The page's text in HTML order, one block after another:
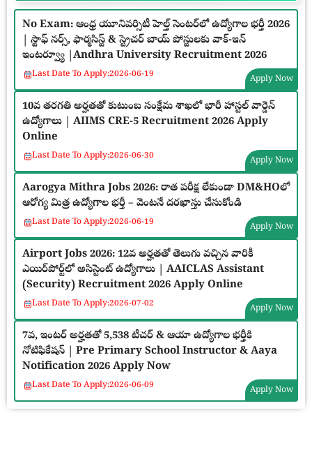
No Exam: ఆంధ్ర యూనివర్సిటీ హెల్త్ సెంటర్‌లో ఉద్యోగాల భర్తీ 2026
| స్టాఫ్ నర్స్, ఫార్మసిస్ట్ & స్ట్రెచర్ బాయ్ పోస్టులకు వాక్-ఇన్
ఇంటర్వ్యూ |Andhra University Recruitment 2026
Last Date To Apply:2026-06-19 Apply Now
10వ తరగతి అర్హతతో కుటుంబ సంక్షేమ శాఖలో భారీ హాస్టల్ వార్డెన్
ఉద్యోగాలు | AIIMS CRE-5 Recruitment 2026 Apply
Online
Last Date To Apply:2026-06-30 Apply Now
Aarogya Mithra Jobs 2026: రాత పరీక్ష లేకుండా DM&HOలో
ఆరోగ్య మిత్ర ఉద్యోగాల భర్తీ – వెంటనే దరఖాస్తు చేసుకోండి
Last Date To Apply:2026-06-19 Apply Now
Airport Jobs 2026: 12వ అర్హతతో తెలుగు వచ్చిన వారికీ
ఎయిర్‌పోర్ట్‌లో అసిస్టెంట్ ఉద్యోగాలు | AAICLAS Assistant
(Security) Recruitment 2026 Apply Online
Last Date To Apply:2026-07-02 Apply Now
7వ, ఇంటర్ అర్హతతో 5,538 టీచర్ & ఆయా ఉద్యోగాల భర్తీకి
నోటిఫికేషన్ | Pre Primary School Instructor & Aaya
Notification 2026 Apply Now
Last Date To Apply:2026-06-09 Apply Now